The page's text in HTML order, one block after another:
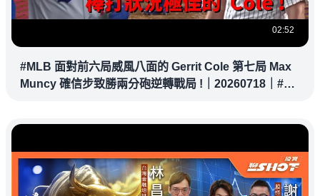
02:52
#MLB 面對前六局威風八面的 Gerrit Cole 第七局 Max
Muncy 確信步致勝兩分砲逆轉戰局 !｜20260718｜#洛